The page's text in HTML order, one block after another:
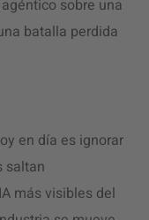
sobre una
batalla perdida
en día es ignorar
saltan
más visibles del